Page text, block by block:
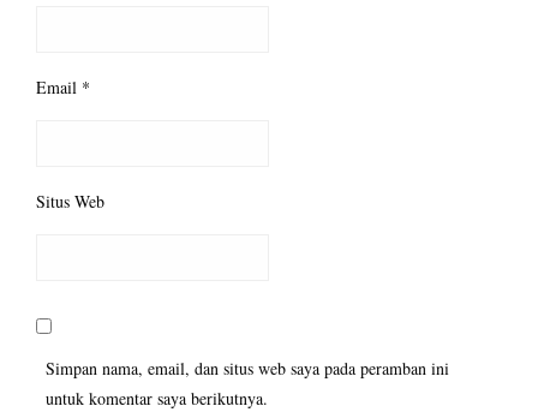
Email *
Situs Web
Simpan nama, email, dan situs web saya pada peramban ini
untuk komentar saya berikutnya.